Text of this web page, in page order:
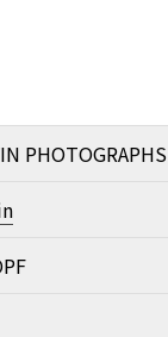
PHOTOGRAPHS